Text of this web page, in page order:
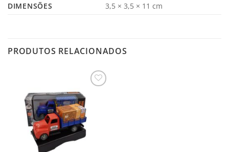
DIMENSÕES
3,5 × 3,5 × 11 cm
PRODUTOS RELACIONADOS